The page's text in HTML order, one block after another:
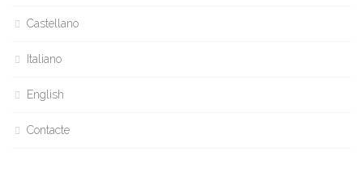
Castellano
Italiano
English
Contacte